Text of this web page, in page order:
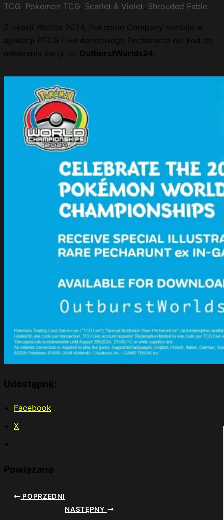
TCG Pokemon TCG Scarlet & Violet Shrouded Fable
Z okazji Worlds 2024, Pokemon Company rozdaje w
aplikacji PTCG Live darmowego Pecharunta ex! Kod do
odebrania karty to: OutburstWorlds24
Udostępnij:
Facebook
X
Powiązane
POPRZEDNI
NASTĘPNY